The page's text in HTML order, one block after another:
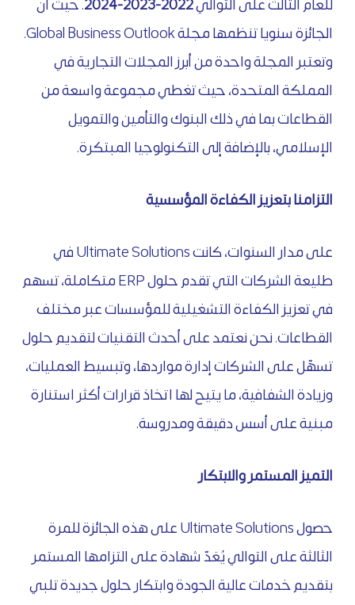
للعام الثالث على التوالي2022-2023-2024
. حيث ان
الجائزة سنويا تنظمها مجلة Global Business Outlook.
وتعتبر المجلة واحدة من أبرز المجلات التجارية في
المملكة المتحدة، حيث تغطي مجموعة واسعة من
القطاعات بما في ذلك البنوك والتأمين والتمويل
الإسلامي، بالإضافة إلى التكنولوجيا المبتكرة.
التزامنا بتعزيز الكفاءة المؤسسية
على مدار السنوات، كانت Ultimate Solutions في
طليعة الشركات التي تقدم حلول ERP متكاملة، تسهم
في تعزيز الكفاءة التشغيلية للمؤسسات عبر مختلف
القطاعات. نحن نعتمد على أحدث التقنيات لتقديم حلول
تسهّل على الشركات إدارة مواردها، وتبسيط العمليات،
وزيادة الشفافية، ما يتيح لها اتخاذ قرارات أكثر استنارة
مبنية على أسس دقيقة ومدروسة.
التميز المستمر والابتكار
حصول Ultimate Solutions على هذه الجائزة للمرة
الثالثة على التوالي يُعَدّ شهادة على التزامها المستمر
بتقديم خدمات عالية الجودة وابتكار حلول جديدة تلبي